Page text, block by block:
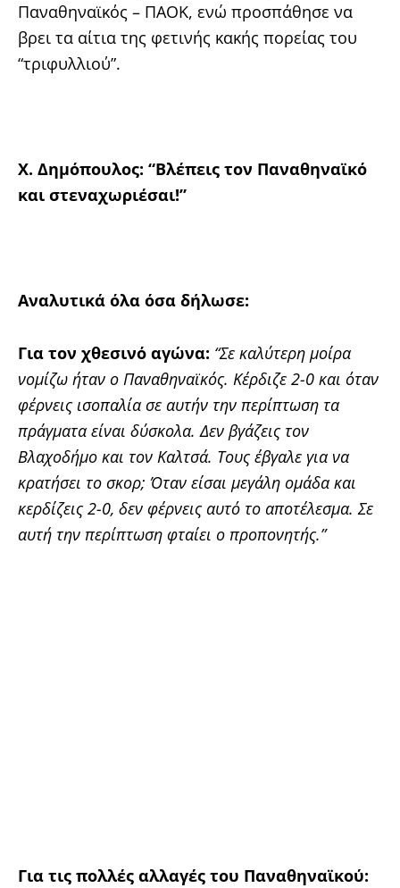
Παναθηναϊκός – ΠΑΟΚ, ενώ προσπάθησε να
βρει τα αίτια της φετινής κακής πορείας του
“τριφυλλιού”.
Χ. Δημόπουλος: “Βλέπεις τον Παναθηναϊκό
και στεναχωριέσαι!”
Αναλυτικά όλα όσα δήλωσε:
Για τον χθεσινό αγώνα: “Σε καλύτερη μοίρα
νομίζω ήταν ο Παναθηναϊκός. Κέρδιζε 2-0 και όταν
φέρνεις ισοπαλία σε αυτήν την περίπτωση τα
πράγματα είναι δύσκολα. Δεν βγάζεις τον
Βλαχοδήμο και τον Καλτσά. Τους έβγαλε για να
κρατήσει το σκορ; Όταν είσαι μεγάλη ομάδα και
κερδίζεις 2-0, δεν φέρνεις αυτό το αποτέλεσμα. Σε
αυτή την περίπτωση φταίει ο προπονητής.”
Για τις πολλές αλλαγές του Παναθηναϊκού: